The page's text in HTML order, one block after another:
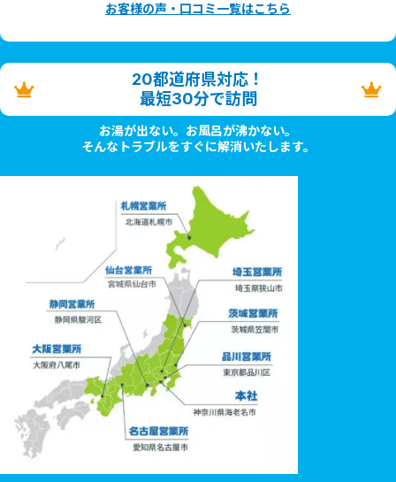
お客様の声・口コミ一覧はこちら
20都道府県対応！
最短30分で訪問
お湯が出ない。お風呂が沸かない。
そんなトラブルをすぐに解消いたします。